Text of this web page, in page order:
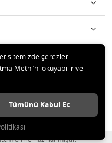
saklıdır.
ile Hazırlanmıştır.
sitemizde çerezler
Metni’ni okuyabilir ve
Tümünü Kabul Et